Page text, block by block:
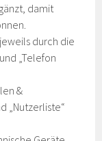
damit
durch die
„Telefon
&
„Nutzerliste“